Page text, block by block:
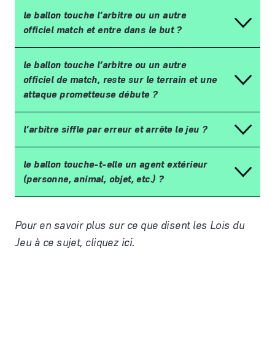
le ballon touche l’arbitre ou un autre
officiel match et entre dans le but ?
le ballon touche l’arbitre ou un autre
officiel de match, reste sur le terrain et une
attaque prometteuse débute ?
l’arbitre siffle par erreur et arrête le jeu ?
le ballon touche-t-elle un agent extérieur
(personne, animal, objet, etc.) ?
Pour en savoir plus sur ce que disent les Lois du
Jeuà ce sujet, cliquez ici.